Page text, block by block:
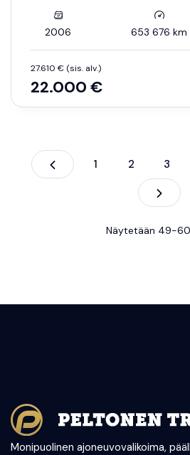
2006 653 676 km
27.610 € (sis. alv.)
22.000 €
Edellinen
1 2 3
Näytetään 49-
Monipuolinen ajoneuvovalikoima,